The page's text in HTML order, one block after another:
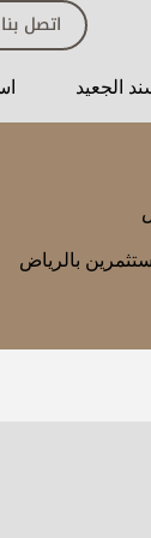
اتصل بنا
الجعيد
بالرياض